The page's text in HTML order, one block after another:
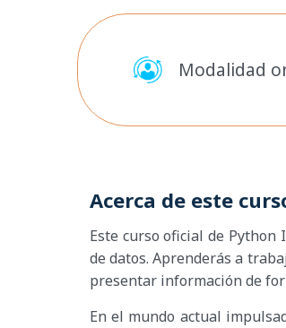
Modalidad
Acerca de este
Este curso oficial de
de datos. Aprenderás a
presentar información de
En el mundo actual